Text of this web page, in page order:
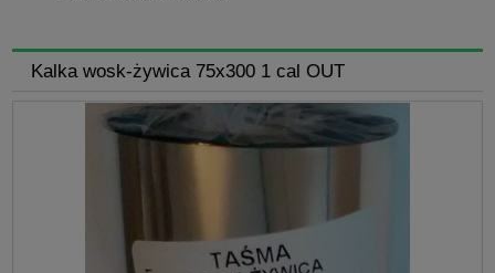
Kalka wosk-żywica 75x300 1 cal OUT